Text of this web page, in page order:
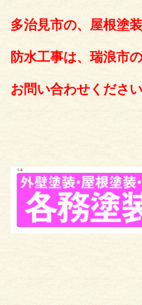
多治見市の、屋根塗
防水工事は、瑞浪市
お問い合わせください